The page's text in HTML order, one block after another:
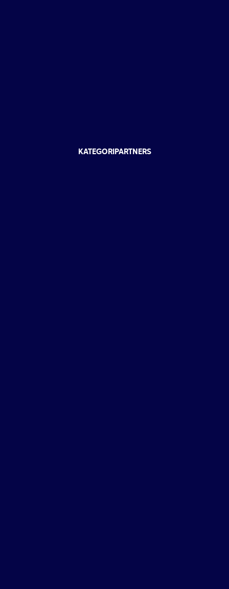
KATEGORIPARTNERS